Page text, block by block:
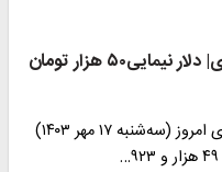
قیمت دلار و یورو نیما در مسیر صعودی| دلار نیمایی۵۰ هزار تومان
قیمت رسمی اعلام شده توسط بانک مرکزی امروز (سه‌شنبه ۱۷ مهر ۱۴۰۳)